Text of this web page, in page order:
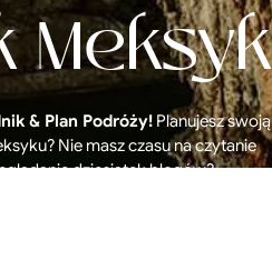
Meksyk
& Plan Podróży! Planujesz swoją
Nie masz czasu na czytanie
dziesiątek blogów?